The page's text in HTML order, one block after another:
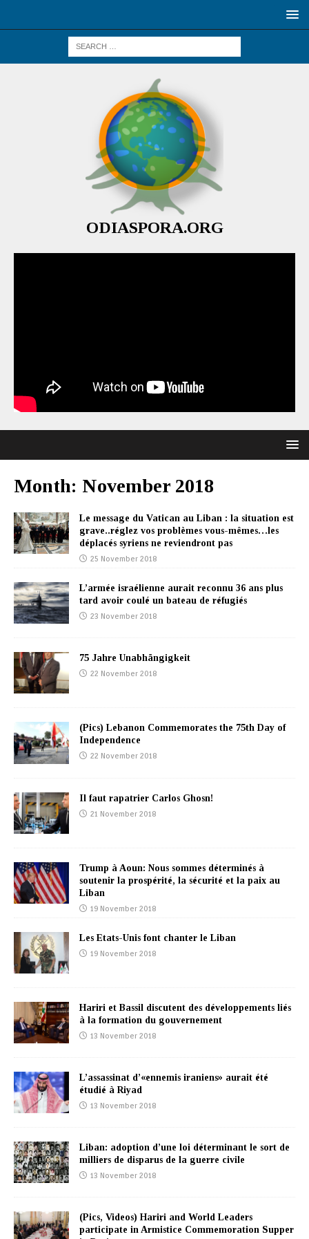
ODIASPORA.ORG
Month: November 2018
Le message du Vatican au Liban : la situation est
grave..réglez vos problèmes vous-mêmes…les
déplacés syriens ne reviendront pas
25 November 2018
L’armée israélienne aurait reconnu 36 ans plus
tard avoir coulé un bateau de réfugiés
23 November 2018
75 Jahre Unabhängigkeit
22 November 2018
(Pics) Lebanon Commemorates the 75th Day of
Independence
22 November 2018
Il faut rapatrier Carlos Ghosn!
21 November 2018
Trump à Aoun: Nous sommes déterminés à
soutenir la prospérité, la sécurité et la paix au
Liban
19 November 2018
Les Etats-Unis font chanter le Liban
19 November 2018
Hariri et Bassil discutent des développements liés
à la formation du gouvernement
13 November 2018
L’assassinat d’«ennemis iraniens» aurait été
étudié à Riyad
13 November 2018
Liban: adoption d’une loi déterminant le sort de
milliers de disparus de la guerre civile
13 November 2018
(Pics, Videos) Hariri and World Leaders
participate in Armistice Commemoration Supper